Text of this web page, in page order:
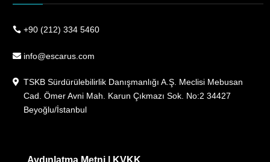
+90 (212) 334 5460
info@escarus.com
TSKB Sürdürülebilirlik Danışmanlığı A.Ş. Meclisi Mebusan
Cad. Ömer Avni Mah. Karun Çıkmazı Sok. No:2 34427
Beyoğlu/İstanbul
Aydınlatma Metni| KVKK